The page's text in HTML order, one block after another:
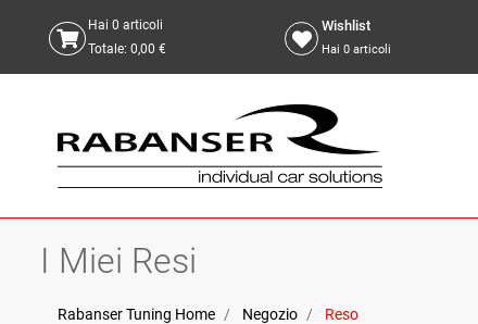
Hai 0 articoli
Totale: 0,00 €
Wishlist
Hai 0 articoli
I Miei Resi
Rabanser Tuning Home Negozio Reso